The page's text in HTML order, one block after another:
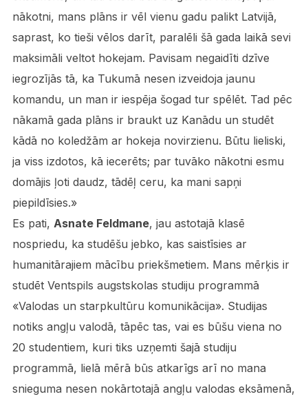
nākotni, mans plāns ir vēl vienu gadu palikt Latvijā,
saprast, ko tieši vēlos darīt, paralēli šā gada laikā sevi
maksimāli veltot hokejam. Pavisam negaidīti dzīve
iegrozījās tā, ka Tukumā nesen izveidoja jaunu
komandu, un man ir iespēja šogad tur spēlēt. Tad pēc
nākamā gada plāns ir braukt uz Kanādu un studēt
kādā no koledžām ar hokeja novirzienu. Būtu lieliski,
ja viss izdotos, kā iecerēts; par tuvāko nākotni esmu
domājis ļoti daudz, tādēļ ceru, ka mani sapņi
piepildīsies.»
Es pati, Asnate Feldmane, jau astotajā klasē
nospriedu, ka studēšu jebko, kas saistīsies ar
humanitārajiem mācību priekšmetiem. Mans mērķis ir
studēt Ventspils augstskolas studiju programmā
«Valodas un starpkultūru komunikācija». Studijas
notiks angļu valodā, tāpēc tas, vai es būšu viena no
20 studentiem, kuri tiks uzņemti šajā studiju
programmā, lielā mērā būs atkarīgs arī no mana
snieguma nesen nokārtotajā angļu valodas eksāmenā,